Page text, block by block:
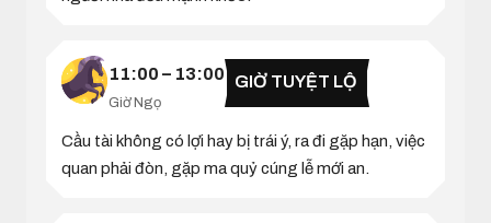
11:00 – 13:00
Giờ Ngọ
GIỜ TUYỆT LỘ
Cầu tài không có lợi hay bị trái ý, ra đi gặp hạn, việc
quan phải đòn, gặp ma quỷ cúng lễ mới an.